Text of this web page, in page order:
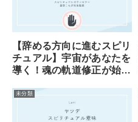
【辞める方向に進むスピリ
チュアル】宇宙があなたを
導く！魂の軌道修正が始ま
未分類